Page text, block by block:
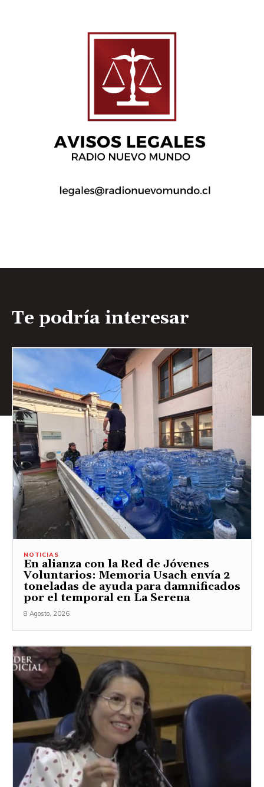
Te podría interesar
NOTICIAS
En alianza con la Red de Jóvenes
Voluntarios: Memoria Usach envía 2
toneladas de ayuda para damnificados
por el temporal en La Serena
8 Agosto, 2026